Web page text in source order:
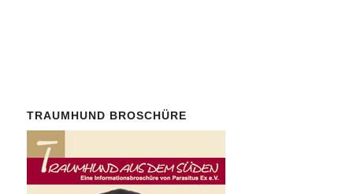
TRAUMHUND BROSCHÜRE